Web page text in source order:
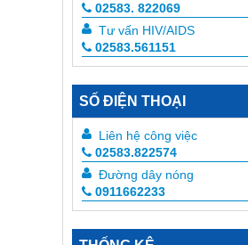
thuật về Huyết học”
914/QĐ-SYT
Quyết định Về việc điều
SYT ngày 15/10/2025 của
việc phê duyệt kết quả lựa
thuốc Generic thuộc kế
chọn nhà thầu cung cấp
sắm tập trung thuốc cấp địa
tỉnh Khánh Hòa năm 2025-
Quyết định Về việc điều
02583. 822069
Tư vấn HIV/AIDS
02583.561151
SỐ ĐIỆN THOẠI
Liên hệ công việc
02583.822574
Đường dây nóng
0911662233